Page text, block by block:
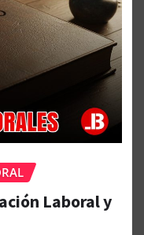
Laboral y